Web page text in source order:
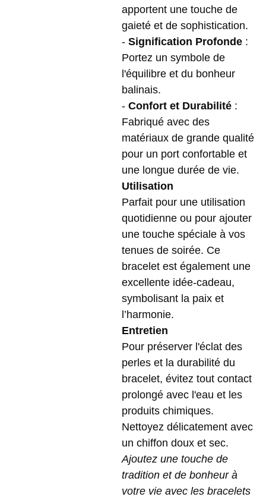
apportent une touche de
gaieté et de sophistication.
- Signification Profonde :
Portez un symbole de
l'équilibre et du bonheur
balinais.
- Confort et Durabilité :
Fabriqué avec des
matériaux de grande qualité
pour un port confortable et
une longue durée de vie.
Utilisation
Parfait pour une utilisation
quotidienne ou pour ajouter
une touche spéciale à vos
tenues de soirée. Ce
bracelet est également une
excellente idée-cadeau,
symbolisant la paix et
l’harmonie.
Entretien
Pour préserver l'éclat des
perles et la durabilité du
bracelet, évitez tout contact
prolongé avec l'eau et les
produits chimiques.
Nettoyez délicatement avec
un chiffon doux et sec.
Ajoutez une touche de
tradition et de bonheur à
votre vie avec les bracelets